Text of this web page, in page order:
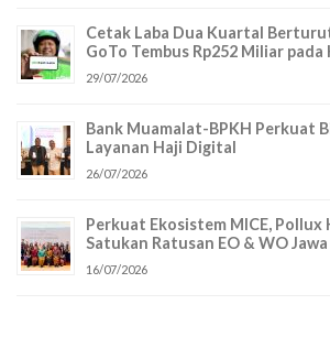
Cetak Laba Dua Kuartal
GoTo Tembus Rp252 Miliar
29/07/2026
Bank Muamalat-BPKH Perkuat
Layanan Haji Digital
26/07/2026
Perkuat Ekosistem MICE,
Satukan Ratusan EO & WO
16/07/2026